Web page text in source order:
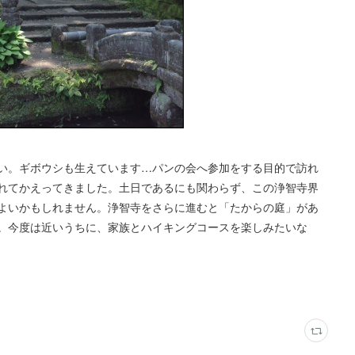
。ギボウシも生えています…パンの会へ参加をする目的で訪れ
かえってきました。土日であるにも関わらず、この浄智寺界
かもしれません。浄智寺をさらに進むと「たからの庭」があ
度は近いうちに、家族とハイキングコースを楽しみたいな